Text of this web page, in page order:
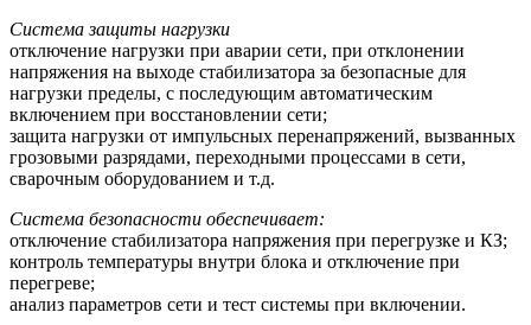
Система защиты нагрузки
отключение нагрузки при аварии сети, при отклонении
напряжения на выходе стабилизатора за безопасные для
нагрузки пределы, с последующим автоматическим
включением при восстановлении сети;
защита нагрузки от импульсных перенапряжений, вызванных
грозовыми разрядами, переходными процессами в сети,
сварочным оборудованием и т.д.
Система безопасности обеспечивает:
отключение стабилизатора напряжения при перегрузке и КЗ;
контроль температуры внутри блока и отключение при
перегреве;
анализ параметров сети и тест системы при включении.